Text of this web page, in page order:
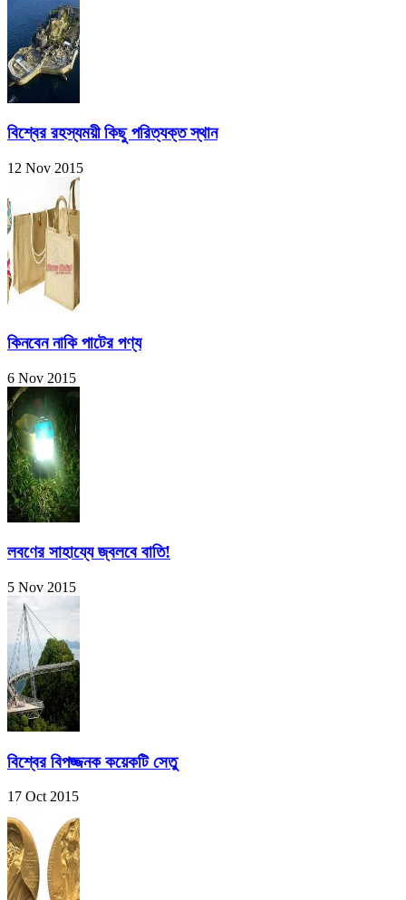
বিশ্বের রহস্যময়ী কিছু পরিত্যক্ত স্থান
12 Nov 2015
কিনবেন নাকি পাটের পণ্য
6 Nov 2015
লবণের সাহায্যে জ্বলবে বাতি!
5 Nov 2015
বিশ্বের বিপজ্জনক কয়েকটি সেতু
17 Oct 2015